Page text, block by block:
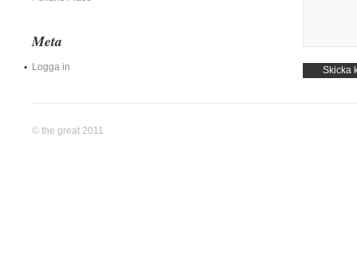
Meta
Logga in
© the great 2011